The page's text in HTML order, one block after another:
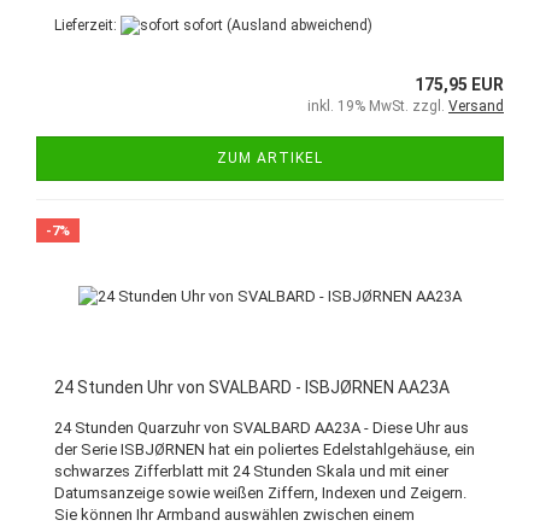
Lieferzeit: sofort (Ausland abweichend)
175,95 EUR
inkl. 19% MwSt. zzgl. Versand
ZUM ARTIKEL
-7%
24 Stunden Uhr von SVALBARD - ISBJØRNEN AA23A
24 Stunden Quarzuhr von SVALBARD AA23A - Diese Uhr aus
der Serie ISBJØRNEN hat ein poliertes Edelstahlgehäuse, ein
schwarzes Zifferblatt mit 24 Stunden Skala und mit einer
Datumsanzeige sowie weißen Ziffern, Indexen und Zeigern.
Sie können Ihr Armband auswählen zwischen einem